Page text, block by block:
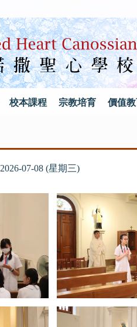
校本課程 宗教培育 價值
2026-07-08 (星期三)